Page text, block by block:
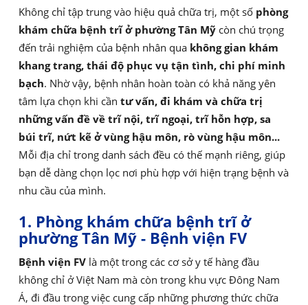
Không chỉ tập trung vào hiệu quả chữa trị, một số phòng
khám chữa bệnh trĩ ở phường Tân Mỹ còn chú trọng
đến trải nghiệm của bệnh nhân qua không gian khám
khang trang, thái độ phục vụ tận tình, chi phí minh
bạch. Nhờ vậy, bệnh nhân hoàn toàn có khả năng yên
tâm lựa chọn khi cần tư vấn, đi khám và chữa trị
những vấn đề về trĩ nội, trĩ ngoại, trĩ hỗn hợp, sa
búi trĩ, nứt kẽ ở vùng hậu môn, rò vùng hậu môn...
Mỗi địa chỉ trong danh sách đều có thế mạnh riêng, giúp
bạn dễ dàng chọn lọc nơi phù hợp với hiện trạng bệnh và
nhu cầu của mình.
1. Phòng khám chữa bệnh trĩ ở
phường Tân Mỹ - Bệnh viện FV
Bệnh viện FV là một trong các cơ sở y tế hàng đầu
không chỉ ở Việt Nam mà còn trong khu vực Đông Nam
Á, đi đầu trong việc cung cấp những phương thức chữa